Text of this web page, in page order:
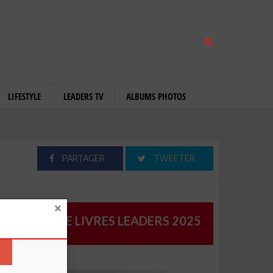
LIFESTYLE LEADERS TV ALBUMS PHOTOS
PARTAGER TWEETER
CATALOGUE LIVRES LEADERS 2025